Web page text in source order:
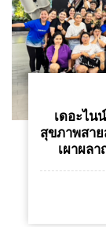
เดอะไน
สุขภาพสาย
เผาผล